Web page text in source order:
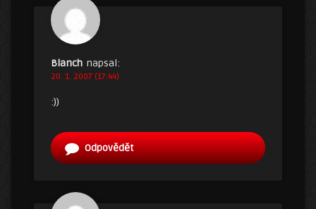
Blanch napsal:
20. 1. 2007 (17:44)
:))
Odpovědět